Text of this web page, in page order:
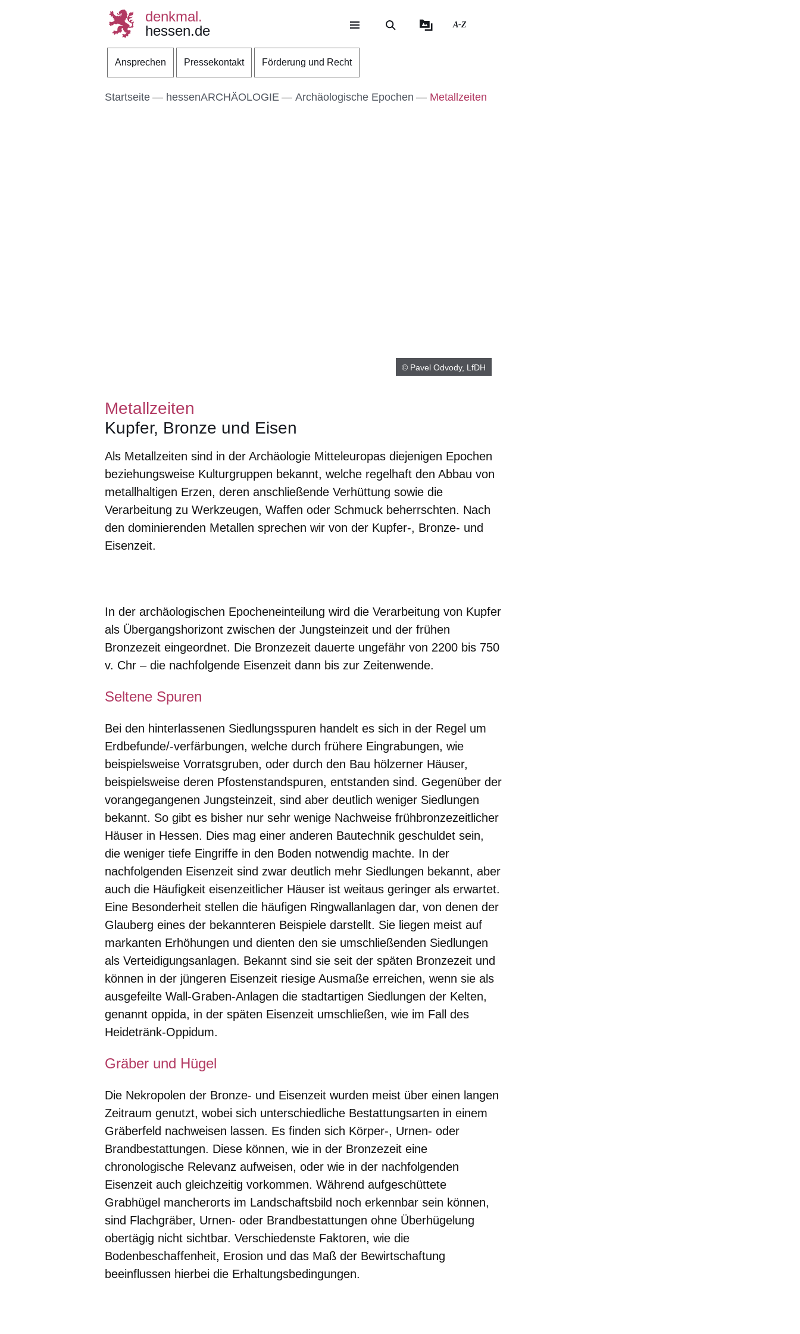
Direkt zum Kopf der Seite
Direkt zum Inhalt
Direkt zum Fuß der Seite
denkmal.
hessen.de
A-Z
Ansprechen Pressekontakt Förderung und Recht
Startseite hessenARCHÄOLOGIE Archäologische Epochen Metallzeiten
© Pavel Odvody, LfDH
Metallzeiten
Kupfer, Bronze und Eisen
Als Metallzeiten sind in der Archäologie Mitteleuropas diejenigen Epochen
beziehungsweise Kulturgruppen bekannt, welche regelhaft den Abbau von
metallhaltigen Erzen, deren anschließende Verhüttung sowie die
Verarbeitung zu Werkzeugen, Waffen oder Schmuck beherrschten. Nach
den dominierenden Metallen sprechen wir von der Kupfer-, Bronze- und
Eisenzeit.
In der archäologischen Epocheneinteilung wird die Verarbeitung von Kupfer
als Übergangshorizont zwischen der Jungsteinzeit und der frühen
Bronzezeit eingeordnet. Die Bronzezeit dauerte ungefähr von 2200 bis 750
v. Chr – die nachfolgende Eisenzeit dann bis zur Zeitenwende.
Seltene Spuren
Bei den hinterlassenen Siedlungsspuren handelt es sich in der Regel um
Erdbefunde/-verfärbungen, welche durch frühere Eingrabungen, wie
beispielsweise Vorratsgruben, oder durch den Bau hölzerner Häuser,
beispielsweise deren Pfostenstandspuren, entstanden sind. Gegenüber der
vorangegangenen Jungsteinzeit, sind aber deutlich weniger Siedlungen
bekannt. So gibt es bisher nur sehr wenige Nachweise frühbronzezeitlicher
Häuser in Hessen. Dies mag einer anderen Bautechnik geschuldet sein,
die weniger tiefe Eingriffe in den Boden notwendig machte. In der
nachfolgenden Eisenzeit sind zwar deutlich mehr Siedlungen bekannt, aber
auch die Häufigkeit eisenzeitlicher Häuser ist weitaus geringer als erwartet.
Eine Besonderheit stellen die häufigen Ringwallanlagen dar, von denen der
Glauberg eines der bekannteren Beispiele darstellt. Sie liegen meist auf
markanten Erhöhungen und dienten den sie umschließenden Siedlungen
als Verteidigungsanlagen. Bekannt sind sie seit der späten Bronzezeit und
können in der jüngeren Eisenzeit riesige Ausmaße erreichen, wenn sie als
ausgefeilte Wall-Graben-Anlagen die stadtartigen Siedlungen der Kelten,
genannt oppida, in der späten Eisenzeit umschließen, wie im Fall des
Heidetränk-Oppidum.
Gräber und Hügel
Die Nekropolen der Bronze- und Eisenzeit wurden meist über einen langen
Zeitraum genutzt, wobei sich unterschiedliche Bestattungsarten in einem
Gräberfeld nachweisen lassen. Es finden sich Körper-, Urnen- oder
Brandbestattungen. Diese können, wie in der Bronzezeit eine
chronologische Relevanz aufweisen, oder wie in der nachfolgenden
Eisenzeit auch gleichzeitig vorkommen. Während aufgeschüttete
Grabhügel mancherorts im Landschaftsbild noch erkennbar sein können,
sind Flachgräber, Urnen- oder Brandbestattungen ohne Überhügelung
obertägig nicht sichtbar. Verschiedenste Faktoren, wie die
Bodenbeschaffenheit, Erosion und das Maß der Bewirtschaftung
beeinflussen hierbei die Erhaltungsbedingungen.